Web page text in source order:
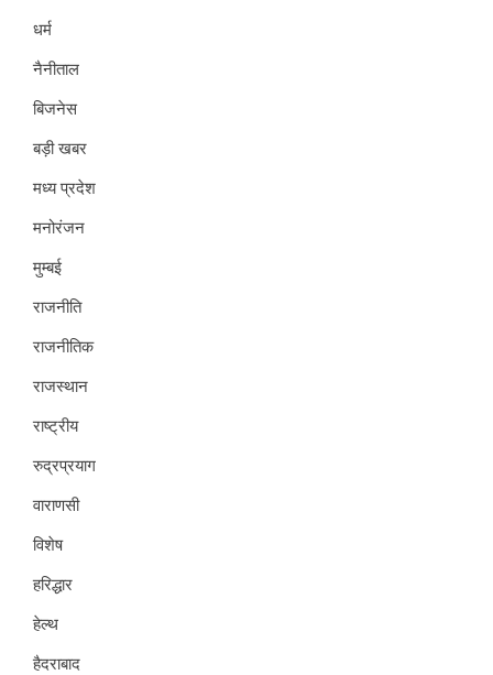
धर्म
नैनीताल
बिजनेस
बड़ी खबर
मध्य प्रदेश
मनोरंजन
मुम्बई
राजनीति
राजनीतिक
राजस्थान
राष्ट्रीय
रुद्रप्रयाग
वाराणसी
विशेष
हरिद्धार
हेल्थ
हैदराबाद